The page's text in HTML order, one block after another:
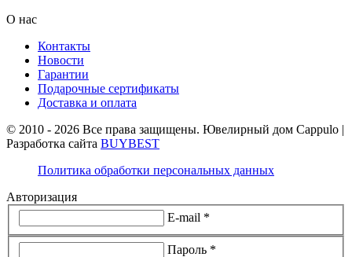
О нас
Контакты
Новости
Гарантии
Подарочные сертификаты
Доставка и оплата
© 2010 - 2026 Все права защищены. Ювелирный дом Cappulo |
Разработка сайта BUYBEST
Политика обработки персональных данных
Авторизация
E-mail *
Пароль *